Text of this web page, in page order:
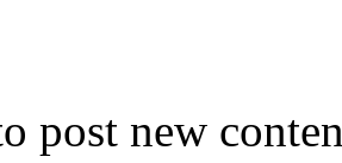
post new